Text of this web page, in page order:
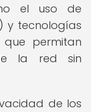
el uso de
y tecnologías
que permitan
la red sin
de los